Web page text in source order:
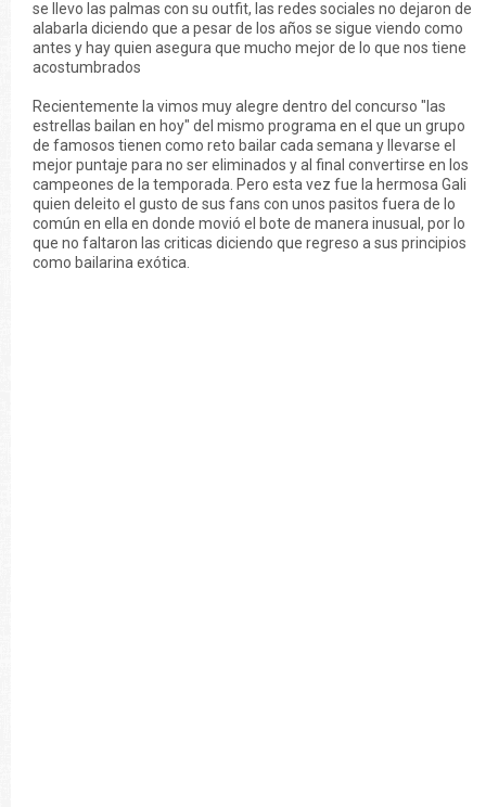
se llevo las palmas con su outfit, las redes sociales no dejaron de
alabarla diciendo que a pesar de los años se sigue viendo como
antes y hay quien asegura que mucho mejor de lo que nos tiene
acostumbrados
Recientemente la vimos muy alegre dentro del concurso "las
estrellas bailan en hoy" del mismo programa en el que un grupo
de famosos tienen como reto bailar cada semana y llevarse el
mejor puntaje para no ser eliminados y al final convertirse en los
campeones de la temporada. Pero esta vez fue la hermosa Gali
quien deleito el gusto de sus fans con unos pasitos fuera de lo
común en ella en donde movió el bote de manera inusual, por lo
que no faltaron las criticas diciendo que regreso a sus principios
como bailarina exótica.